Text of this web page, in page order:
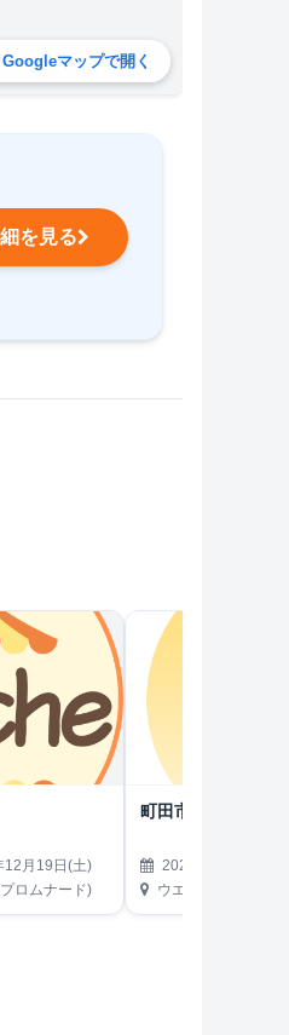
Googleマップで開く
を見る
12月19日(土)
ロムナード)
町田市日曜朝市
2026年5月3日(日)
ウエルシア町田境川